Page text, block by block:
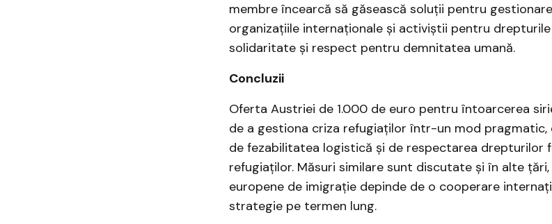
membre încearcă să găsească soluții pentru
organizațiile internaționale și activiștii pentru
solidaritate și respect pentru demnitatea umană.
Concluzii
Oferta Austriei de 1.000 de euro pentru întoarcerea
de a gestiona criza refugiaților într-un mod
de fezabilitatea logistică și de respectarea drepturilor
refugiaților. Măsuri similare sunt discutate și în alte
europene de imigrație depinde de o cooperare
strategie pe termen lung.